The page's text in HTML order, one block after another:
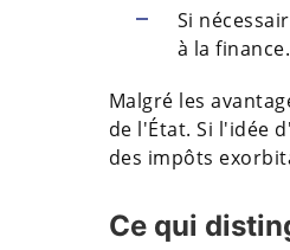
Si
à la finance.
Malgré les
de l'État. Si l'idée
des impôts
Ce qui